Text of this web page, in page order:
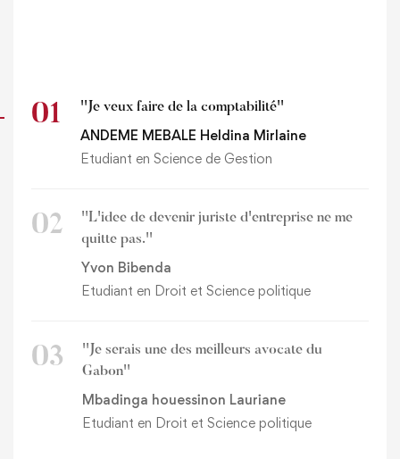
01 ''Je veux faire de la comptabilité''
ANDEME MEBALE Heldina Mirlaine
Etudiant en Science de Gestion
02
''L'idee de devenir juriste d'entreprise ne me
quitte pas.''
Yvon Bibenda
Etudiant en Droit et Science politique
03
''Je serais une des meilleurs avocate du
Gabon''
Mbadinga houessinon Lauriane
Etudiant en Droit et Science politique